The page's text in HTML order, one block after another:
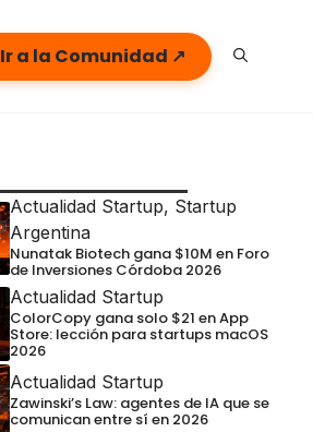
Ir a la Comunidad ↗
Actualidad Startup, Startup
Argentina
Nunatak Biotech gana $10M en Foro
de Inversiones Córdoba 2026
Actualidad Startup
ColorCopy gana solo $21 en App
Store: lección para startups macOS
2026
Actualidad Startup
Zawinski’s Law: agentes de IA que se
comunican entre sí en 2026